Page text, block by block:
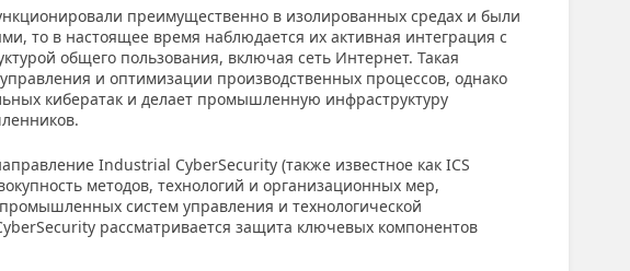
преимущественно в изолированных средах и были
то в настоящее время наблюдается их активная интеграция с
общего пользования, включая сеть Интернет. Такая
и оптимизации производственных процессов, однако
кибератак и делает промышленную инфраструктуру
Industrial CyberSecurity (также известное как ICS
методов, технологий и организационных мер,
систем управления и технологической
рассматривается защита ключевых компонентов